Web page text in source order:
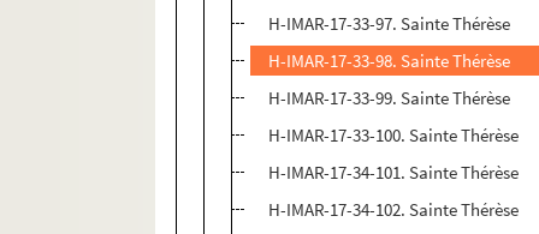
H-IMAR-17-33-97. Sainte Thérèse
H-IMAR-17-33-98. Sainte Thérèse
H-IMAR-17-33-99. Sainte Thérèse
H-IMAR-17-33-100. Sainte Thérèse
H-IMAR-17-34-101. Sainte Thérèse
H-IMAR-17-34-102. Sainte Thérèse